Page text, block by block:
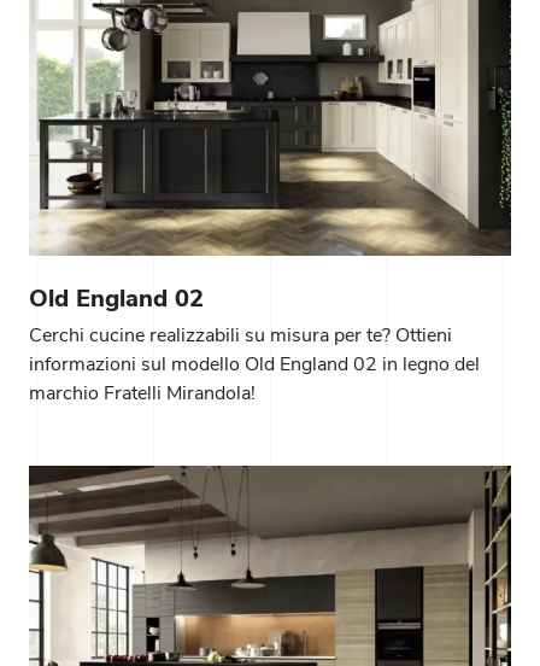
Old England 02
Cerchi cucine realizzabili su misura per te? Ottieni
informazioni sul modello Old England 02 in legno del
marchio Fratelli Mirandola!